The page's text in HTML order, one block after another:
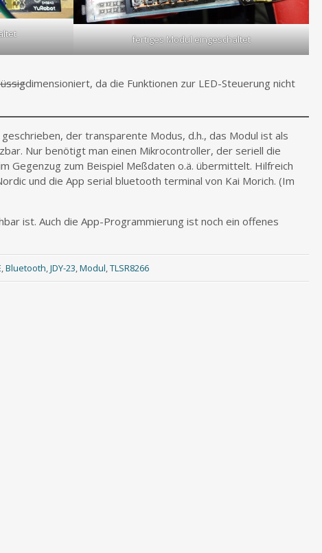
fertiges Modul eingeschaltet
dimensioniert, da die Funktionen zur LED-Steuerung nicht
der transparente Modus, d.h., das Modul ist als
Nur benötigt man einen Mikrocontroller, der seriell die
Gegenzug zum Beispiel Meßdaten o.ä. übermittelt. Hilfreich
und die App serial bluetooth terminal von Kai Morich. (Im
ist. Auch die App-Programmierung ist noch ein offenes
,Bluetooth,JDY-23,Modul,TLSR8266